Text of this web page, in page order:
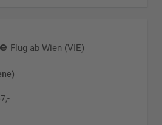
Flug ab Wien (VIE)